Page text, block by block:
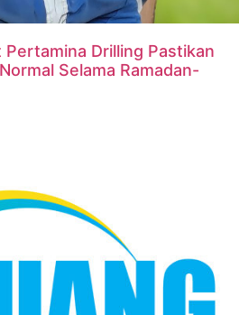
Pertamina Drilling Pastikan
Selama Ramadan-